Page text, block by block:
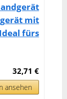
mit
fürs
32,71 €
ansehen